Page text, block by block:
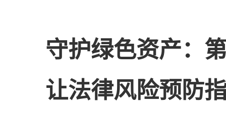
守护绿色资产：
让法律风险预防